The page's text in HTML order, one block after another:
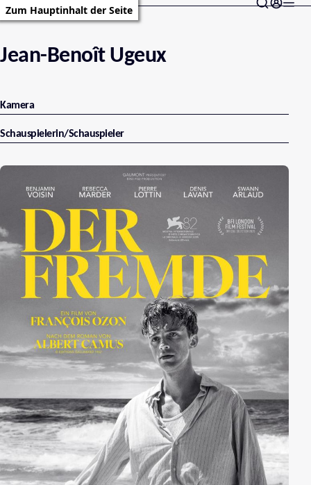
Zum Hauptinhalt der Seite
Jean-Benoît Ugeux
Kamera
Schauspielerin/Schauspieler